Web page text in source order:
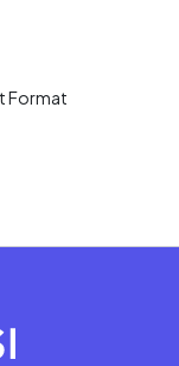
Format